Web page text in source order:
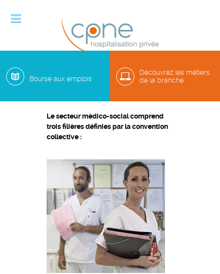

M�tiers du secteur m�dico-social
Le secteur médico-social comprend
trois filières définies par la convention
collective :
Bourse aux emplois
Découvrez les métiers
de la branche